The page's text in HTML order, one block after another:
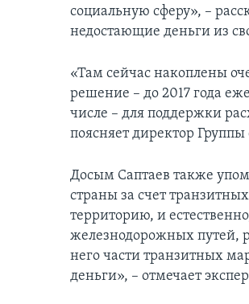
социальную сферу», –
недостающие деньги из
«Там сейчас накоплены
решение – до 2017 года
числе – для поддержки
поясняет директор
Досым Саптаев также
страны за счет
территорию, и
железнодорожных путей,
него части транзитных
деньги», – отмечает